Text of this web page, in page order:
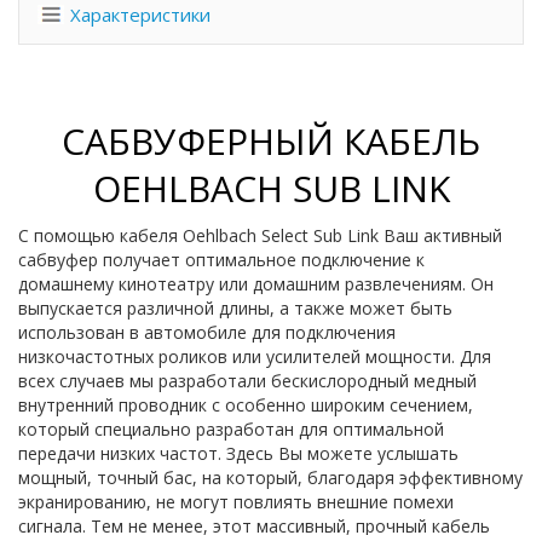
Характеристики
САБВУФЕРНЫЙ КАБЕЛЬ
OEHLBACH SUB LINK
С помощью кабеля Oehlbach Select Sub Link Ваш активный
сабвуфер получает оптимальное подключение к
домашнему кинотеатру или домашним развлечениям. Он
выпускается различной длины, а также может быть
использован в автомобиле для подключения
низкочастотных роликов или усилителей мощности. Для
всех случаев мы разработали бескислородный медный
внутренний проводник с особенно широким сечением,
который специально разработан для оптимальной
передачи низких частот. Здесь Вы можете услышать
мощный, точный бас, на который, благодаря эффективному
экранированию, не могут повлиять внешние помехи
сигнала. Тем не менее, этот массивный, прочный кабель